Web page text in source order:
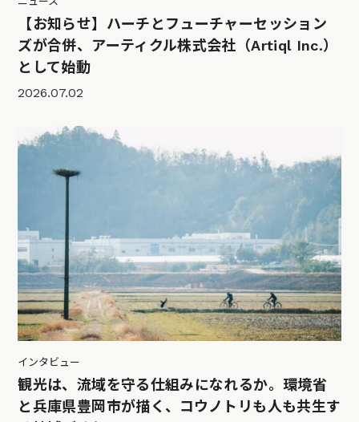
【お知らせ】ハーチとフューチャーセッション
ズが合併、アーティクル株式会社（Artiql Inc.）
として始動
2026.07.02
インタビュー
観光は、流域を守る仕組みになれるか。環境省
と兵庫県豊岡市が描く、コウノトリも人も共生す